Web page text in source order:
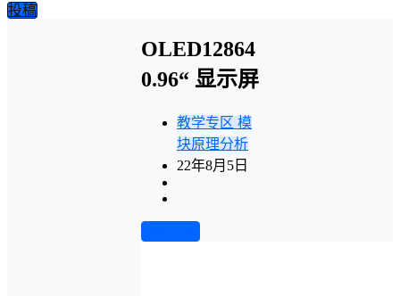
投稿
OLED12864
0.96“ 显示屏
教学专区 模
块原理分析
22年8月5日